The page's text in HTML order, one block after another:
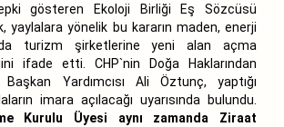
gösteren Ekoloji Birliği Eş Sözcüsü
yaylalara yönelik bu kararın maden, enerji
turizm şirketlerine yeni alan açma
ifade etti. CHP`nin Doğa Haklarından
Yardımcısı Ali Öztunç, yaptığı
imara açılacağı uyarısında bulundu.
Kurulu Üyesi aynı zamanda Ziraat